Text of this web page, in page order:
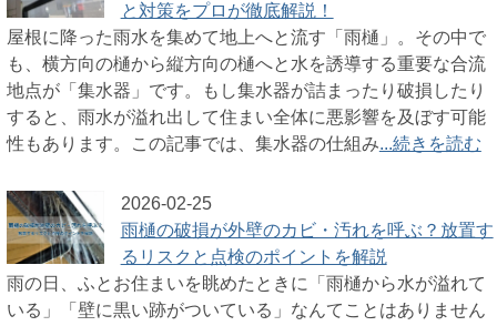
と対策をプロが徹底解説！
屋根に降った雨水を集めて地上へと流す「雨樋」。その中で
も、横方向の樋から縦方向の樋へと水を誘導する重要な合流
地点が「集水器」です。もし集水器が詰まったり破損したり
すると、雨水が溢れ出して住まい全体に悪影響を及ぼす可能
性もあります。この記事では、集水器の仕組み...続きを読む
2026-02-25
雨樋の破損が外壁のカビ・汚れを呼ぶ？放置す
るリスクと点検のポイントを解説
雨の日、ふとお住まいを眺めたときに「雨樋から水が溢れて
いる」「壁に黒い跡がついている」なんてことはありません